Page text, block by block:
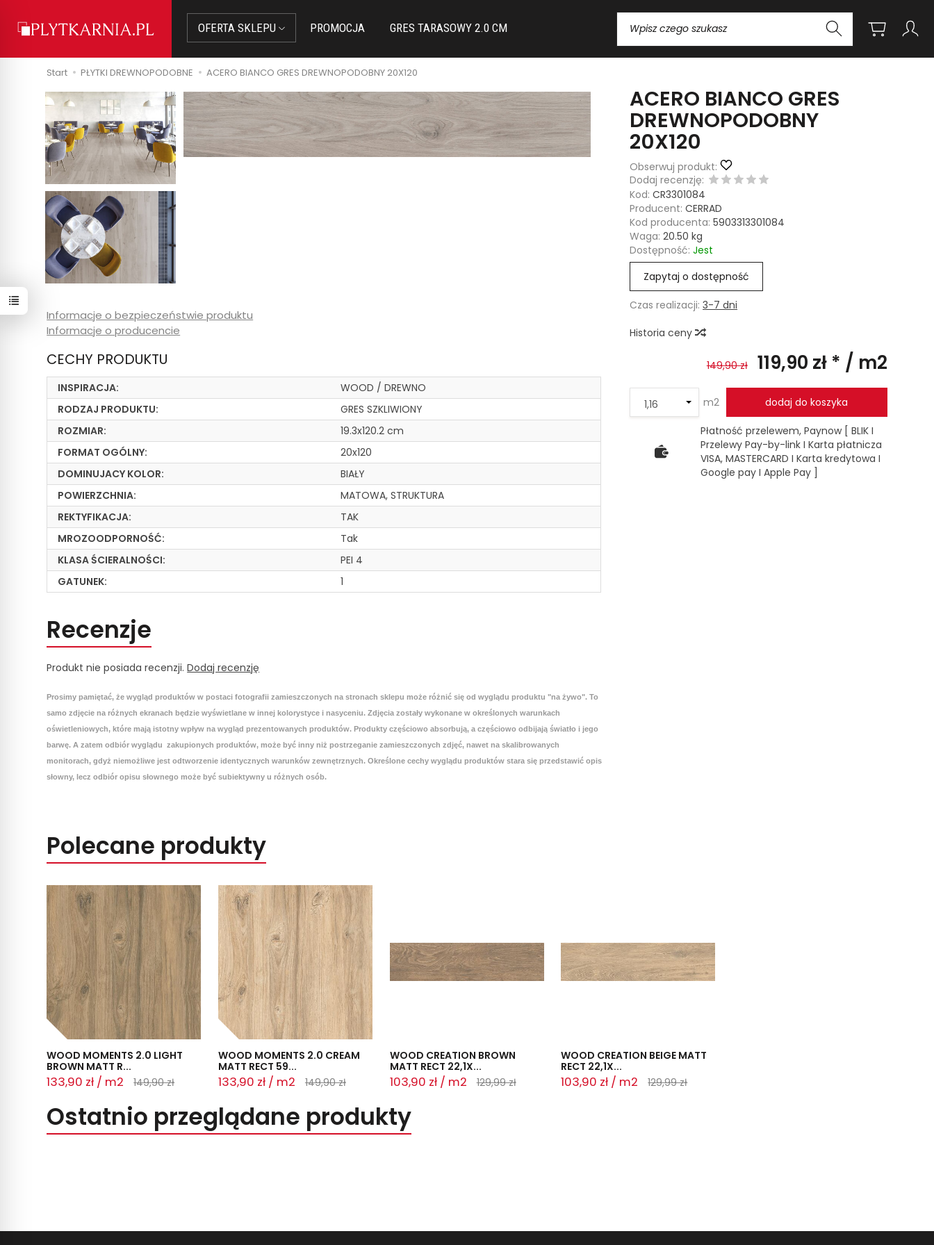
OFERTA SKLEPU PROMOCJA GRES TARASOWY 2.0 CM
Start PŁYTKI DREWNOPODOBNE ACERO BIANCO GRES DREWNOPODOBNY 20X120
ACERO BIANCO GRES
DREWNOPODOBNY
20X120
Obserwuj produkt:
Dodaj recenzję:
Kod: CR3301084
Producent: CERRAD
Kod producenta: 5903313301084
Waga: 20.50 kg
Dostępność: Jest
Zapytaj o dostępność
Czas realizacji: 3-7 dni
Historia ceny
149,90 zł 119,90 zł * / m2
m2 dodaj do koszyka
Płatność przelewem, Paynow [ BLIK I
Przelewy Pay-by-link I Karta płatnicza
VISA, MASTERCARD I Karta kredytowa I
Google pay I Apple Pay ]
Informacje o bezpieczeństwie produktu
Informacje o producencie
CECHY PRODUKTU
INSPIRACJA:
WOOD / DREWNO
RODZAJ PRODUKTU:
GRES SZKLIWIONY
ROZMIAR:
19.3x120.2 cm
FORMAT OGÓLNY:
20x120
DOMINUJACY KOLOR:
BIAŁY
POWIERZCHNIA:
MATOWA, STRUKTURA
REKTYFIKACJA:
TAK
MROZOODPORNOŚĆ:
Tak
KLASA ŚCIERALNOŚCI:
PEI 4
GATUNEK:
1
Recenzje
Produkt nie posiada recenzji.Dodaj recenzję
Prosimy pamiętać, że wygląd produktów w postaci fotografii zamieszczonych na stronach sklepu może różnić się od wyglądu produktu "na żywo". To
samo zdjęcie na różnych ekranach będzie wyświetlane w innej kolorystyce i nasyceniu. Zdjęcia zostały wykonane w określonych warunkach
oświetleniowych, które mają istotny wpływ na wygląd prezentowanych produktów. Produkty częściowo absorbują, a częściowo odbijają światło i jego
barwę. A zatem odbiór wyglądu zakupionych produktów, może być inny niż postrzeganie zamieszczonych zdjęć, nawet na skalibrowanych
monitorach, gdyż niemożliwe jest odtworzenie identycznych warunków zewnętrznych. Określone cechy wyglądu produktów stara się przedstawić opis
słowny, lecz odbiór opisu słownego może być subiektywny u różnych osób.
Polecane produkty
WOOD MOMENTS 2.0 LIGHT
BROWN MATT R...
133,90 zł / m2 149,90 zł
WOOD MOMENTS 2.0 CREAM
MATT RECT 59...
133,90 zł / m2 149,90 zł
WOOD CREATION BROWN
MATT RECT 22,1X...
103,90 zł / m2 129,99 zł
WOOD CREATION BEIGE MATT
RECT 22,1X...
103,90 zł / m2 129,99 zł
Ostatnio przeglądane produkty